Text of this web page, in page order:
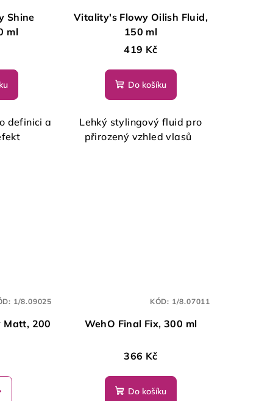
Shine
ml
definici a
Vitality's Flowy Oilish Fluid,
150 ml
419 Kč
Do košíku
Lehký stylingový fluid pro
přirozený vzhled vlasů
Matt, 200
1/8.09025
WehO Final Fix, 300 ml
366 Kč
Do košíku
KÓD: 1/8.07011